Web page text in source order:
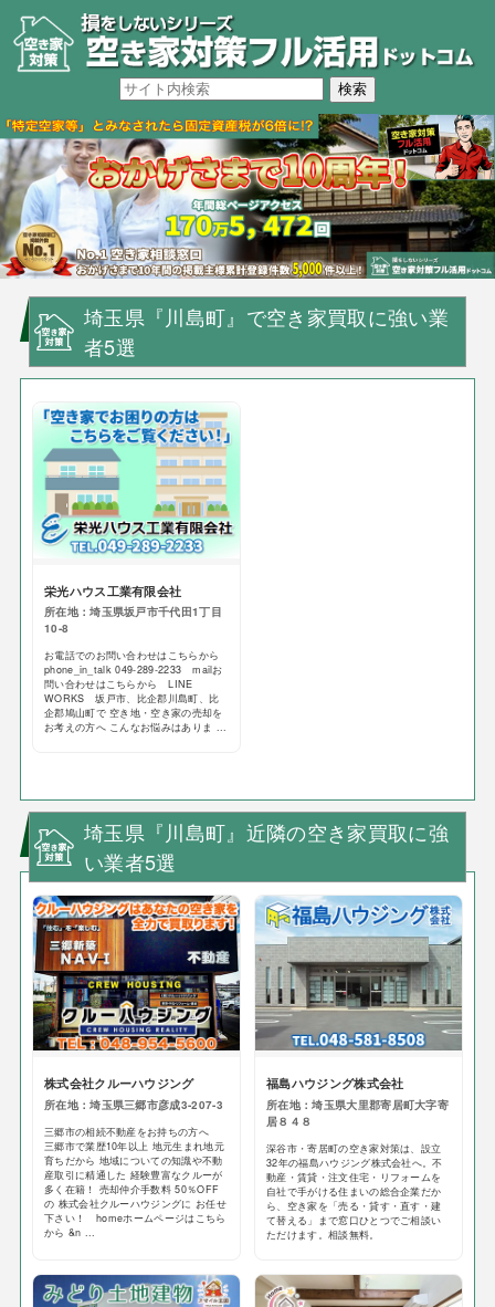
埼玉県『川島町』で空き家買取に強い業
者5選
栄光ハウス工業有限会社
所在地：埼玉県坂戸市千代田1丁目
10-8
お電話でのお問い合わせはこちらから
phone_in_talk 049-289-2233 mailお
問い合わせはこちらから LINE
WORKS 坂戸市、比企郡川島町、比
企郡鳩山町で 空き地・空き家の売却を
お考えの方へ こんなお悩みはありま ...
埼玉県『川島町』近隣の空き家買取に強
い業者5選
株式会社クルーハウジング
所在地：埼玉県三郷市彦成3-207-3
三郷市の相続不動産をお持ちの方へ
三郷市で業歴10年以上 地元生まれ地元
育ちだから 地域についての知識や不動
産取引に精通した 経験豊富なクルーが
多く在籍！ 売却仲介手数料 50％OFF
の 株式会社クルーハウジングに お任せ
下さい！ homeホームページはこちら
から &n ...
福島ハウジング株式会社
所在地：埼玉県大里郡寄居町大字寄
居８４８
深谷市・寄居町の空き家対策は、設立
32年の福島ハウジング株式会社へ。不
動産・賃貸・注文住宅・リフォームを
自社で手がける住まいの総合企業だか
ら、空き家を「売る・貸す・直す・建
て替える」まで窓口ひとつでご相談い
ただけます。相談無料。